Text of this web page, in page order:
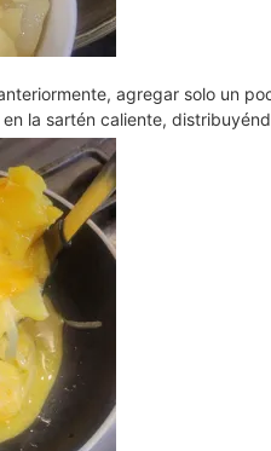
agregar solo un
la sartén caliente,